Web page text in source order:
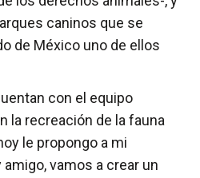
caninos que se
de México uno de ellos
con el equipo
la recreación de la fauna
le propongo a mi
vamos a crear un